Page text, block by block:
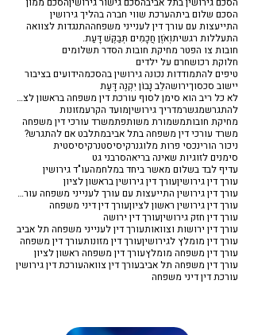
הסכם שלום ביתהערכת שווי חברה בהליך גירושין
התייעצות עם עורך דין לענייני משפחההתנגדות לצוואה
התעללות רגשיתוְאֹזֶן חֲכָמִים תְּבַקֶּשׁ דָּעַת.
חובות צו הפטר מחיקת חובות הסדר תשלומים
חלוקת רכושחרם על ילדים
טיפים להתמודדות נכונה גירושין בהסכמהידועים בציבור
יישוב סכסוךירושהלֵב נָבוֹן יִקְנֶה דָּעַת
לא כל ריב הוא סימן לסוף עורכת דין משפחה בראשון לציון
להתגרשמגשרמדריך גירושיןמועד הקרעמזונות
מחיקת חובותמשמורת משותפתמשרד עורכי דין משפחה
משרד עורכי דין משפחה בתל אביבמתלבט אם להתגרש?
ניכור הורינכסי פרות מלוגנרקיסיסטנרקיסיסטית
סימנים לזוגיות שאינה בריאהסרבני גט
עדיף לבד בשלום מאשר ביחד במלחמהעו"ד גירושין
עורך דין גירושיןעורך דין גירושין בראשון לציון
עורך דין גירושין התייעצות עם עורך לענייני משפחה עורך דין משפחה
עורך דין גירושין ראשון לציוןעורך דין דיני משפחה
עורך דין חזק גירושיןעורך דין ירושה
עורך דין ירושות וצוואותעורך דין לענייני משפחה תל אביב
עורך דין מומלץ לגירושיןעורך דין מזונותעורך דין משפחה
עורך דין משפחה מומלץעורך דין משפחה ראשון לציון
עורך דין משפחה תל אביבעורך דין צוואהעורכת דין גירושין
עורכת דין דיני משפחה